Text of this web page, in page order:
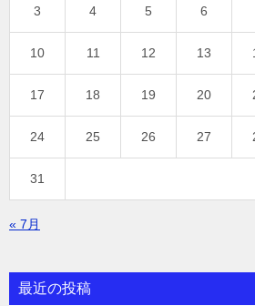
3 4 5 6
10 11 12 13
17 18 19 20
24 25 26 27
31
« 7月
最近の投稿